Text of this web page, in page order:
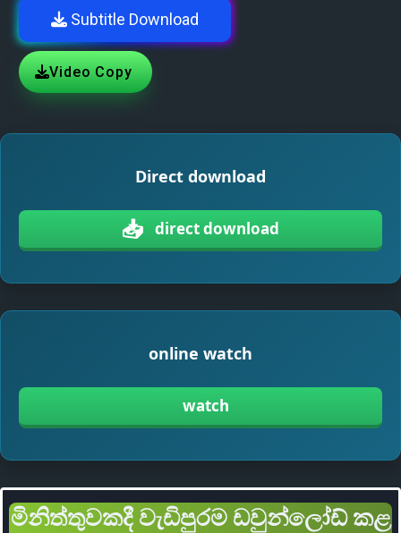
Subtitle Download
Video Copy
Direct download
📥 direct download
online watch
watch
මිනිත්තුවකදී වැඩිපුරම ඩවුන්ලෝඩ් කළ